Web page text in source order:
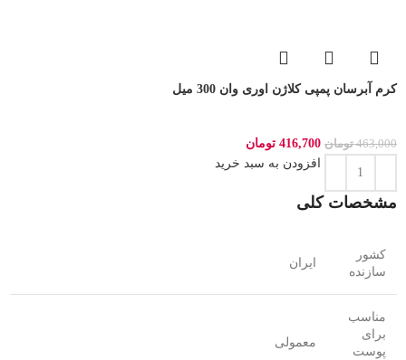
کرم آبرسان پمپی کلاژن اوری وان 300 میل
463,000 تومان 416,700 تومان
افزودن به سبد خرید
مشخصات کلی
کشور
سازنده
ایران
مناسب
برای
پوست
معمولی